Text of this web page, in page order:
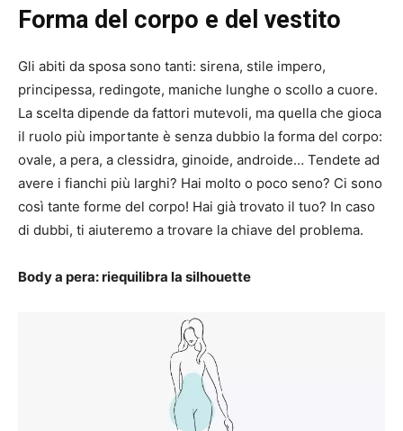
Forma del corpo e del vestito
Gli abiti da sposa sono tanti: sirena, stile impero,
principessa, redingote, maniche lunghe o scollo a cuore.
La scelta dipende da fattori mutevoli, ma quella che gioca
il ruolo più importante è senza dubbio la forma del corpo:
ovale, a pera, a clessidra, ginoide, androide… Tendete ad
avere i fianchi più larghi? Hai molto o poco seno? Ci sono
così tante forme del corpo! Hai già trovato il tuo? In caso
di dubbi, ti aiuteremo a trovare la chiave del problema.
Body a pera: riequilibra la silhouette